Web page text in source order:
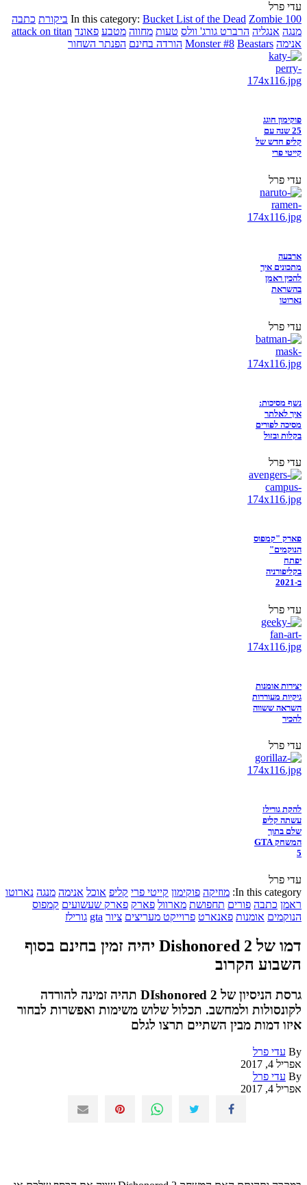
עדי פרל
In this category: Bucket List of the Dead Zombie 100 ביקורת כתבה
מנגה אנגליה הרברט גורג' וולס טעות מחווה מטבע פאונד attack on titan
אנימה
Monster #8 Beastars הורדה בחינם הפנתר השחור
פוקימון חוגג
25 שנה עם
קליפ חדש של
קייטי פרי
עדי פרל
ארבעה
מתכונים איך
להכין ראמן
בהשראת
נארוטו
עדי פרל
נשף מסיכות:
איך לאלתר
מסיכה לפורים
בקלות ובזול
עדי פרל
פארק "קמפוס
הנוקמים"
יפתח
בקליפורניה
ב-2021
עדי פרל
יצירות אומנות
גיקיות מעוררות
השראה ששווה
להכיר
עדי פרל
להקת גורילז
עשתה קליפ
שלם בתוך
המשחק GTA
5
עדי פרל
In this category: מוזיקה פוקימון קייטי פרי קליפ אוכל אנימה מנגה נארוטו
ראמן כתבה פורים תחפושת מארוול פארק פארק שעשועים קמפוס
הנוקמים אומנות פאנארט פרוייקט מעריצים ציור gta גורילז
דמו של Dishonored 2 יהיה זמין בחינם בסוף
השבוע הקרוב
גרסת הניסיון של DIshonored 2 תהיה זמינה להורדה
לקונסולות ולמחשב. תכלול שלוש משימות ואפשרות לבחור
איזו דמות מבין השתיים תרצו לגלם
By עדי פרל
אפריל 4, 2017
By עדי פרל
אפריל 4, 2017